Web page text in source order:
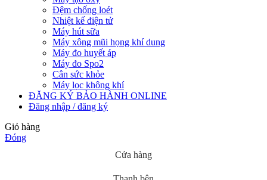
Đệm chống loét
Nhiệt kế điện tử
Máy hút sữa
Máy xông mũi họng khí dung
Máy đo huyết áp
Máy đo Spo2
Cân sức khỏe
Máy lọc không khí
ĐĂNG KÝ BẢO HÀNH ONLINE
Đăng nhập / đăng ký
Giỏ hàng
Đóng
Cửa hàng